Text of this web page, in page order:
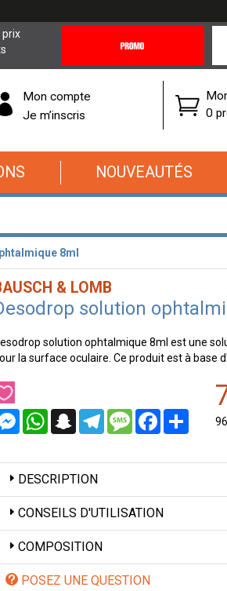
prix
Offres
Mon compte
Je m’inscris
0
NOUVEAUTÉS
8ml
& LOMB
solution
solution ophtalmique 8ml est une
la surface oculaire. Ce produit est à base
MessengerWhatsAppSnapchatTelegramMessageFacebook
DESCRIPTION
CONSEILS D'UTILISATION
COMPOSITION
POSEZ UNE QUESTION